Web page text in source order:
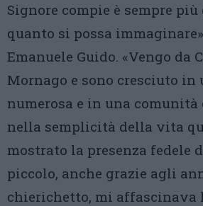
Signore compie è sempre
quanto si possa
Emanuele Guido. «Vengo da
Mornago e sono cresciuto
numerosa e in una
nella semplicità della vita
mostrato la presenza fedele
piccolo, anche grazie agli
chierichetto, mi affascinava